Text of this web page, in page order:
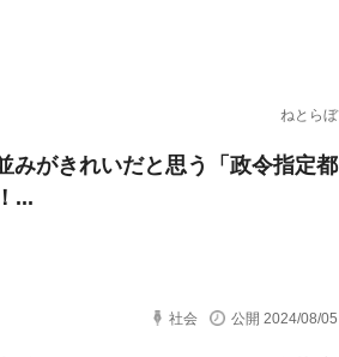
ねとらぼ
みがきれいだと思う「政令指定都
...
社会 公開 2024/08/05